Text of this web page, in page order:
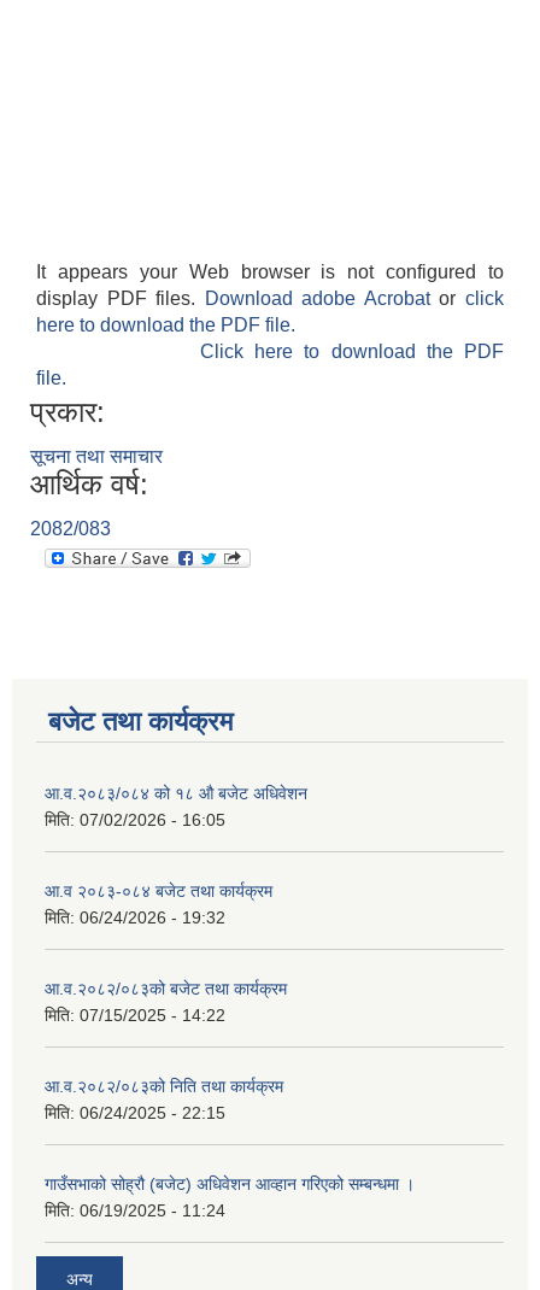
It appears your Web browser is not configured to
display PDF files.
Download adobe Acrobatorclick
here to download the PDF file.
Click here to download the PDF
file.
प्रकार:
सूचना तथा समाचार
आर्थिक वर्ष:
2082/083
बजेट तथा कार्यक्रम
आ.व.२०८३/०८४ को १८ ‍औ बजेट अधिवेशन
मिति: 07/02/2026 - 16:05
आ.व २०८३-०८४ बजेट तथा कार्यक्रम
मिति: 06/24/2026 - 19:32
आ.व.२०८२/०८३को बजेट तथा कार्यक्रम
मिति: 07/15/2025 - 14:22
आ.व.२०८२/०८३को निति तथा कार्यक्रम
मिति: 06/24/2025 - 22:15
गाउँसभाको सोह्रौ (बजेट) अधिवेशन आव्हान गरिएको सम्बन्धमा ।
मिति: 06/19/2025 - 11:24
अन्य